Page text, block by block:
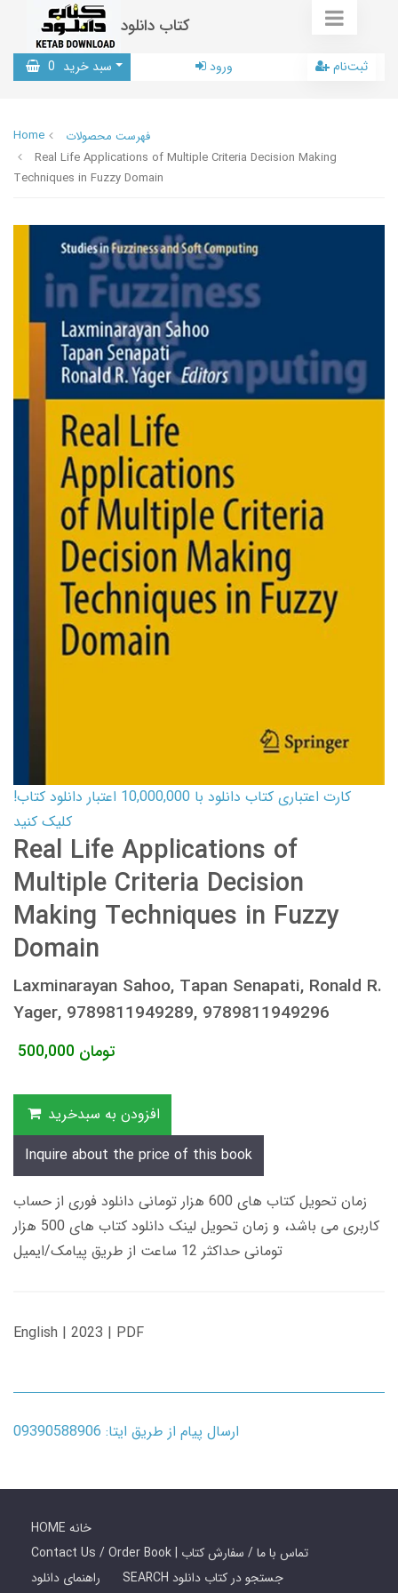
کتاب دانلود
سبد خرید 0 ورود ثبت‌نام
Home
فهرست محصولات
Real Life Applications of Multiple Criteria Decision Making
Techniques in Fuzzy Domain
کارت اعتباری کتاب دانلود با 10,000,000 اعتبار دانلود کتاب!
کلیک کنید
Real Life Applications of
Multiple Criteria Decision
Making Techniques in Fuzzy
Domain
Laxminarayan Sahoo, Tapan Senapati, Ronald R.
Yager, 9789811949289, 9789811949296
500,000 تومان
افزودن به سبدخرید
Inquire about the price of this book
زمان تحویل کتاب های 600 هزار تومانی دانلود فوری از حساب
کاربری می باشد، و زمان تحویل لینک دانلود کتاب های 500 هزار
تومانی حداکثر 12 ساعت از طریق پیامک/ایمیل
English | 2023 | PDF
ارسال پیام از طریق ایتا: 09390588906
HOME خانه
Contact Us / Order Book | تماس با ما / سفارش کتاب
راهنمای دانلود
SEARCH جستجو در کتاب دانلود